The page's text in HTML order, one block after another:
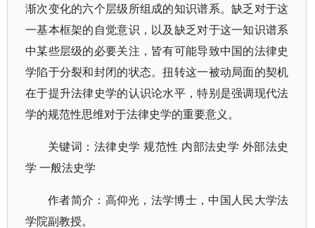
渐次变化的六个层级所组成的知识谱系。缺乏对于这
一基本框架的自觉意识，以及缺乏对于这一知识谱系
中某些层级的必要关注，皆有可能导致中国的法律史
学陷于分裂和封闭的状态。扭转这一被动局面的契机
在于提升法律史学的认识论水平，特别是强调现代法
学的规范性思维对于法律史学的重要意义。
关键词：法律史学 规范性 内部法史学 外部法史
学 一般法史学
作者简介：高仰光，法学博士，中国人民大学法
学院副教授。